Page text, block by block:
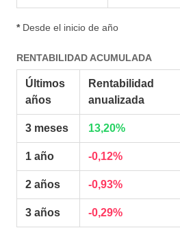
*Desde el inicio de año
RENTABILIDAD ACUMULADA
Últimos
años
Rentabilidad
anualizada
3 meses 13,20%
1 año -0,12%
2 años -0,93%
3 años -0,29%